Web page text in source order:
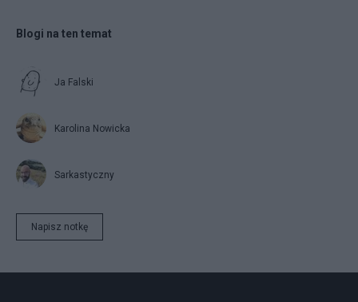
Blogi na ten temat
Ja Falski
Karolina Nowicka
Sarkastyczny
Napisz notkę